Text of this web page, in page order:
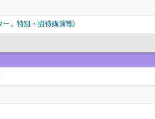
ー，特別・招待講演等）